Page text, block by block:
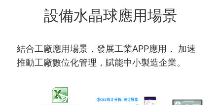
設備水晶球應用場景
結合工廠應用場景，發展工業APP應用，
加速
推動工廠數位化管理，賦能中小製造企業。